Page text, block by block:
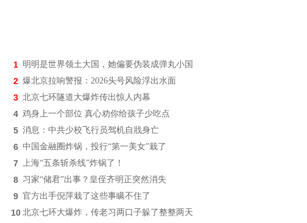
1 明明是世界领土大国，她偏要伪装成弹丸小国
2 爆北京拉响警报：2026头号风险浮出水面
3 北京七环隧道大爆炸传出惊人内幕
4 鸡身上一个部位 真心劝你给孩子少吃点
5 消息：中共少校飞行员驾机自戕身亡
6 中国金融圈炸锅，投行“第一美女”栽了
7 上海“五条斩杀线”炸锅了！
8 习家“储君”出事？皇侄齐明正突然消失
9 官方出手倪萍栽了这些事瞒不住了
10 北京七环大爆炸，传老习两口子躲了整整两天